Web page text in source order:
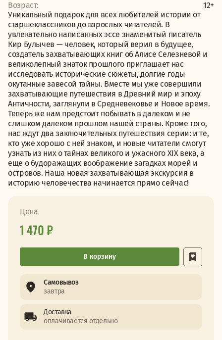
Возраст:
12+
Уникальный подарок для всех любителей истории от
старшеклассников до взрослых читателей. В
увлекательно написанных эссе знаменитый писатель
Кир Булычев — человек, который верил в будущее,
создатель захватывающих книг об Алисе Селезневой и
великолепный знаток прошлого приглашает нас
исследовать исторические сюжеты, долгие годы
окутанные завесой тайны. Вместе мы уже совершили
захватывающие путешествия в Древний мир и эпоху
Античности, заглянули в Средневековье и Новое время.
Теперь же нам предстоит побывать в далеком и не
слишком далеком прошлом нашей страны. Кроме того,
нас ждут два заключительных путешествия серии: и те,
кто уже хорошо с ней знаком, и новые читатели смогут
узнать из них о тайнах великого и ужасного XIX века, а
еще о будоражащих воображение загадках морей и
островов. Наша новая захватывающая экскурсия в
историю человечества начинается прямо сейчас!
Цена
1 470 ₽
В корзину
Самовывоз
завтра
Доставка
оплачивается отдельно